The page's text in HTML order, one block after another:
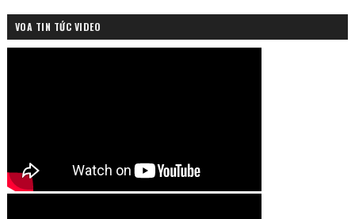
VOA TIN TỨC VIDEO